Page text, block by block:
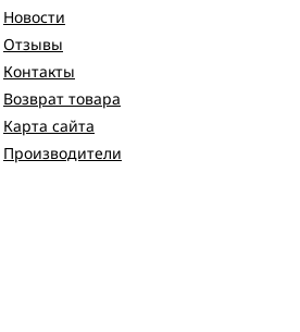
Новости
Отзывы
Контакты
Возврат товара
Карта сайта
Производители